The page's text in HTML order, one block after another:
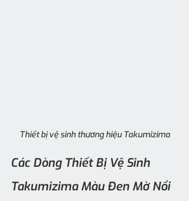
Thiết bị vệ sinh thương hiệu Takumizima
Các Dòng Thiết Bị Vệ Sinh
Takumizima Màu Đen Mờ Nổi